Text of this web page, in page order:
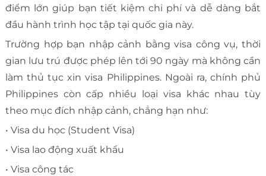
điểm lớn giúp bạn tiết kiệm chi phí và dễ dàng bắt
đầu hành trình học tập tại quốc gia này.
Trường hợp bạn nhập cảnh bằng visa công vụ, thời
gian lưu trú được phép lên tới 90 ngày mà không cần
làm thủ tục xin visa Philippines. Ngoài ra, chính phủ
Philippines còn cấp nhiều loại visa khác nhau tùy
theo mục đích nhập cảnh, chẳng hạn như:
• Visa du học (Student Visa)
• Visa lao động xuất khẩu
• Visa công tác